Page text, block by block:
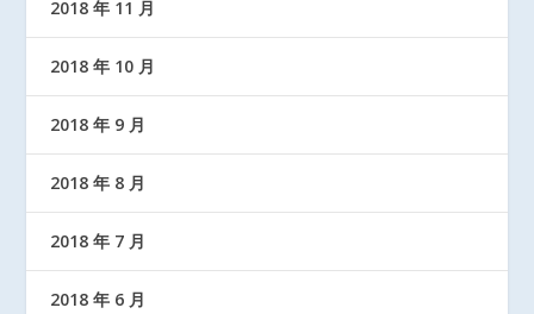
2018 年 11 月
2018 年 10 月
2018 年 9 月
2018 年 8 月
2018 年 7 月
2018 年 6 月